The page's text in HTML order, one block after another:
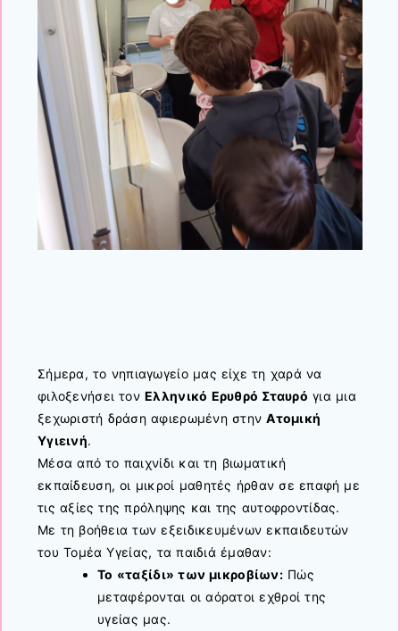
Σήμερα, το νηπιαγωγείο μας είχε τη χαρά να
φιλοξενήσει τονΕλληνικό Ερυθρό Σταυρό για μια
ξεχωριστή δράση αφιερωμένη στηνΑτομική
Υγιεινή.
Μέσα από το παιχνίδι και τη βιωματική
εκπαίδευση, οι μικροί μαθητές ήρθαν σε επαφή με
τις αξίες της πρόληψης και της αυτοφροντίδας.
Με τη βοήθεια των εξειδικευμένων εκπαιδευτών
του Τομέα Υγείας, τα παιδιά έμαθαν:
Το «ταξίδι» των μικροβίων: Πώς
μεταφέρονται οι αόρατοι εχθροί της
υγείας μας.